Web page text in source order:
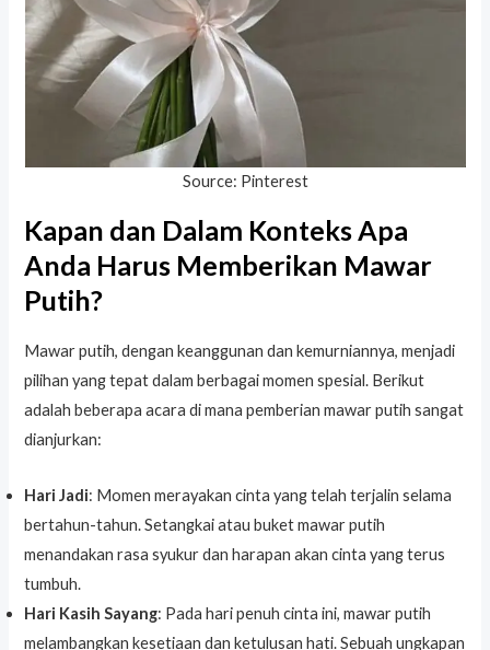
Source: Pinterest
Kapan dan Dalam Konteks Apa
Anda Harus Memberikan Mawar
Putih?
Mawar putih, dengan keanggunan dan kemurniannya, menjadi
pilihan yang tepat dalam berbagai momen spesial. Berikut
adalah beberapa acara di mana pemberian mawar putih sangat
dianjurkan:
Hari Jadi: Momen merayakan cinta yang telah terjalin selama
bertahun-tahun. Setangkai atau buket mawar putih
menandakan rasa syukur dan harapan akan cinta yang terus
tumbuh.
Hari Kasih Sayang: Pada hari penuh cinta ini, mawar putih
melambangkan kesetiaan dan ketulusan hati. Sebuah ungkapan